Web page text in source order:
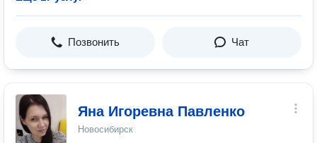
Позвонить Чат
Яна Игоревна Павленко
Новосибирск